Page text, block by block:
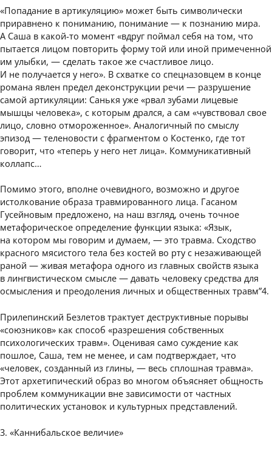
«Попадание в артикуляцию» может быть символически
приравнено к пониманию, понимание — к познанию мира.
А Саша в какой-то момент «вдруг поймал себя на том, что
пытается лицом повторить форму той или иной примеченной
им улыбки, — сделать такое же счастливое лицо.
И не получается у него». В схватке со спецназовцем в конце
романа явлен предел деконструкции речи — разрушение
самой артикуляции: Санькя уже «рвал зубами лицевые
мышцы человека», с которым дрался, а сам «чувствовал свое
лицо, словно отмороженное». Аналогичный по смыслу
эпизод — теленовости с фрагментом о Костенко, где тот
говорит, что «теперь у него нет лица». Коммуникативный
коллапс…
Помимо этого, вполне очевидного, возможно и другое
истолкование образа травмированного лица. Гасаном
Гусейновым предложено, на наш взгляд, очень точное
метафорическое определение функции языка: «Язык,
на котором мы говорим и думаем, — это травма. Сходство
красного мясистого тела без костей во рту с незаживающей
раной — живая метафора одного из главных свойств языка
в лингвистическом смысле — давать человеку средства для
осмысления и преодоления личных и общественных травм”4.
Прилепинский Безлетов трактует деструктивные порывы
«союзников» как способ «разрешения собственных
психологических травм». Оценивая само суждение как
пошлое, Саша, тем не менее, и сам подтверждает, что
«человек, созданный из глины, — весь сплошная травма».
Этот архетипический образ во многом объясняет общность
проблем коммуникации вне зависимости от частных
политических установок и культурных представлений.
3. «Каннибальское величие»